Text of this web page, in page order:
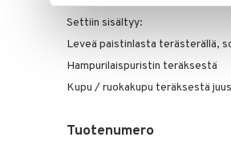
Settiin sisältyy:
Leveä paistinlasta terästerällä,
Hampurilaispuristin teräksestä
Kupu / ruokakupu teräksestä
Tuotenumero